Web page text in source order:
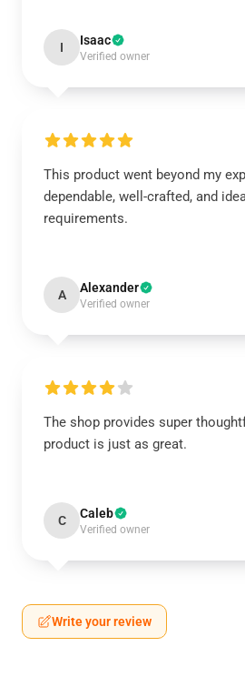
I Isaac
Verified owner
This product went beyond my
dependable, well-crafted, and
requirements.
A Alexander
Verified owner
The shop provides super
product is just as great.
C Caleb
Verified owner
Write your review